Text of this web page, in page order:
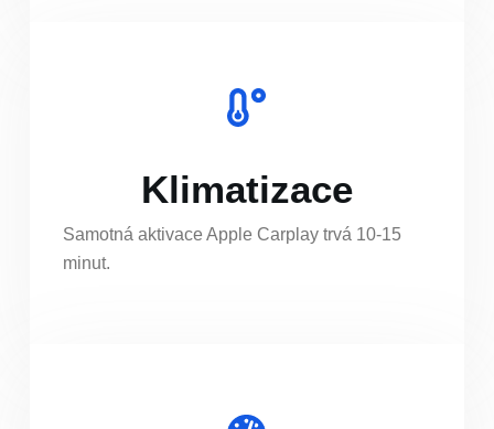
Klimatizace
Samotná aktivace Apple Carplay trvá 10-15
minut.